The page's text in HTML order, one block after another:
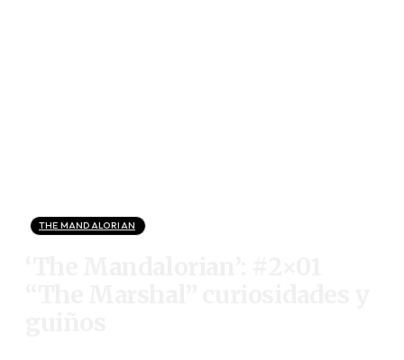
THE MANDALORIAN